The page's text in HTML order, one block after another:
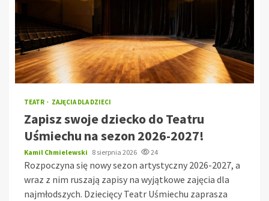
TEATR ZAJĘCIA DLA DZIECI
Zapisz swoje dziecko do Teatru
Uśmiechu na sezon 2026-2027!
Kamil Chmielewski 8 sierpnia 2026 24
Rozpoczyna się nowy sezon artystyczny 2026-2027, a
wraz z nim ruszają zapisy na wyjątkowe zajęcia dla
najmłodszych. Dziecięcy Teatr Uśmiechu zaprasza